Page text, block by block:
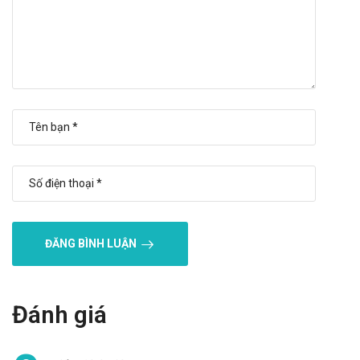
Quy cách đóng gói
Hộp 2 vỉ, 10 vỉ x 10 viên.
Nhà sản xuất
Công ty cổ phần xuất nhập khẩu Y tế Domesco - VN
Sản phẩm tương tự
Loratadine SPM 10mg (ODT)
Giá Loratadin 10mg Domesco là bao
nhiêu?
ĐĂNG BÌNH LUẬN
Đánh giá